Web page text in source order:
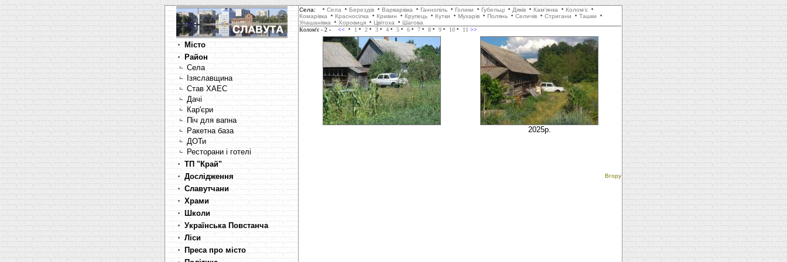
Місто
Район
Села
Ізяславщина
Став ХАЕС
Дачі
Кар'єри
Піч для вапна
Ракетна база
ДОТи
Ресторани і готелі
ТП "Край"
Дослідження
Славутчани
Храми
Школи
Українська Повстанча
Ліси
Преса про місто
Села: Села Берездів Варварівка Ганнопіль Голики Губельці Дяків Кам'янка
Колом'є
Комарівка
Красносілка Кривин Крупець Кутки Мухарів Полянь Селичів Стригани
Ташки
Улашанівка
Хоровиця Цвітоха
Шагова
Колом'є - 2 - << 1 2 3 4 5 6 7 8 9 10 11 >>
2025р.
Вгору